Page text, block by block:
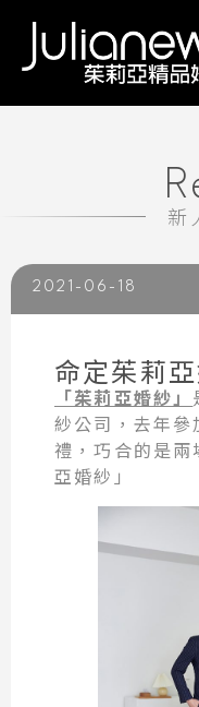
新
2021-06-18
命定茱莉
「茱莉亞婚紗」
紗公司，去年
禮，巧合的是
亞婚紗」